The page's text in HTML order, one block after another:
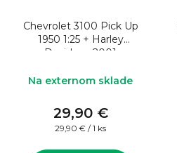
Chevrolet 3100 Pick Up
1950 1:25 + Harley
Davidson 2001
auta
Na externom sklade
29,90 €
Jednotková
29,90 € / 1 ks